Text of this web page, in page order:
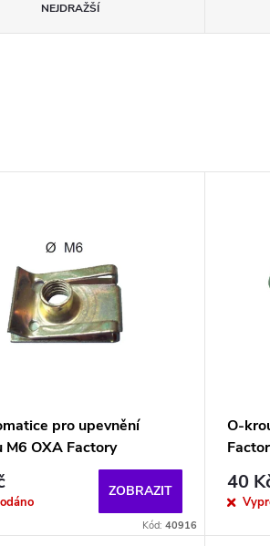
NEJDRAŽŠÍ
pro upevnění
M6 OXA Factory
ZOBRAZIT
Kód: 40916
O-
40